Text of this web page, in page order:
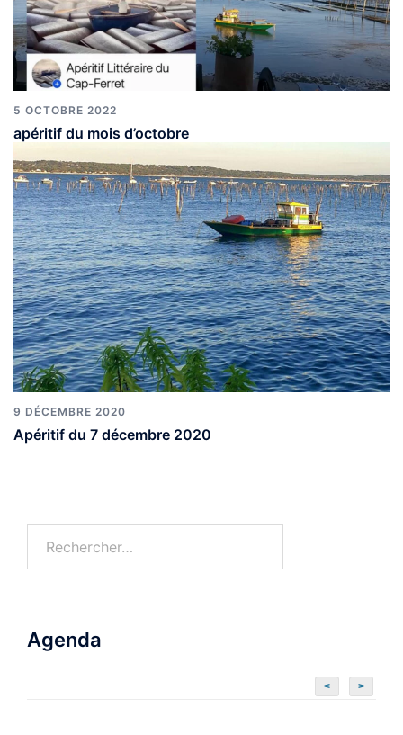
5 OCTOBRE 2022
apéritif du mois d’octobre
9 DÉCEMBRE 2020
Apéritif du 7 décembre 2020
Agenda
< >